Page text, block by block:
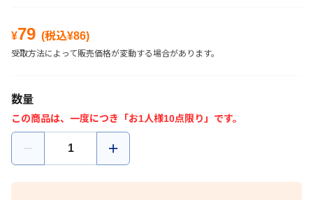
¥79 (税込¥86)
受取方法によって販売価格が変動する場合があります。
数量
この商品は、一度につき「お1人様10点限り」です。